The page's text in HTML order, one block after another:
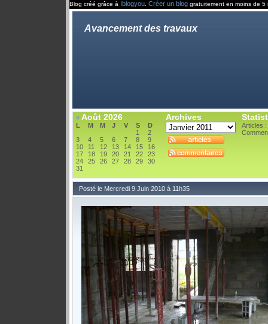
Blog créé grâce à Iblogyou Créer un blog gratuitement en moins de 5
Avancement des travaux
« Août 2026
L M M J V S
D
1
2
3
4 5 6 7 8
9
10
11 12 13 14 15
16
17
18 19 20 21 22
23
24
25 26 27 28 29
30
31
Archives
Articles :
Posté le Mercredi 9 Juin 2010 à 11h35